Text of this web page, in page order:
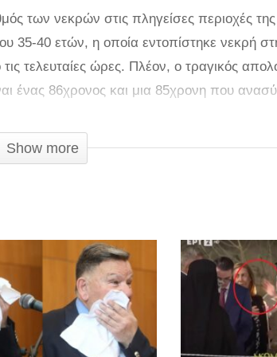
των νεκρών στις πληγείσες περιοχές
35-40 ετών, η οποία εντοπίστηκε νεκρή
τελευταίες ώρες. Πλέον, ο τραγικός
ένας 86χρονος και μια 85χρονη που
άνδρας αγνοείται με τα σωστικά
από πλημμυρισμένα σπίτια
πρωινές ώρες σήμερα 9 Αυγούστου 2020
εκ των οποίων αφορούν
απομακρύνσεις ατόμων τα οποία έχουν
82, εκ των οποίων: 54
Έρευνας και Διάσωσης (ΕΚΣΕΔ)
Show more